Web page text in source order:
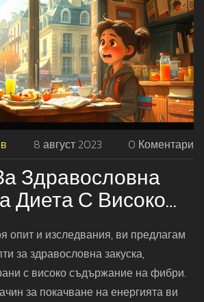
8 август 2023 0 Коментари
Здравословна
Диета С Високо
На Фибри
опит и изследвания, ви предлагам
за здравословна закуска,
с високо съдържание на фибри.
за покачване на енергията ви